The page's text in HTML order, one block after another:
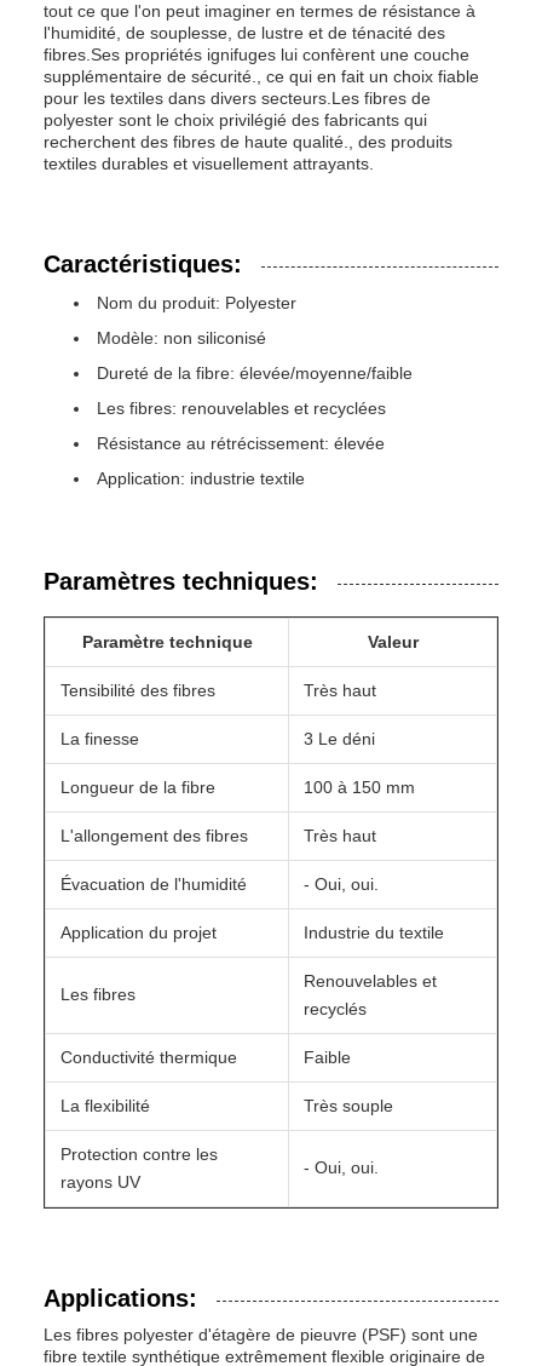
tout ce que l'on peut imaginer en termes de résistance à
l'humidité, de souplesse, de lustre et de ténacité des
fibres.Ses propriétés ignifuges lui confèrent une couche
supplémentaire de sécurité., ce qui en fait un choix fiable
pour les textiles dans divers secteurs.Les fibres de
polyester sont le choix privilégié des fabricants qui
recherchent des fibres de haute qualité., des produits
textiles durables et visuellement attrayants.
Caractéristiques:
Nom du produit: Polyester
Modèle: non siliconisé
Dureté de la fibre: élevée/moyenne/faible
Les fibres: renouvelables et recyclées
Résistance au rétrécissement: élevée
Application: industrie textile
Paramètres techniques:
Paramètre technique Valeur
Tensibilité des fibres Très haut
La finesse 3 Le déni
Longueur de la fibre 100 à 150 mm
L'allongement des fibres Très haut
Évacuation de l'humidité - Oui, oui.
Application du projet Industrie du textile
Les fibres
Renouvelables et
recyclés
Conductivité thermique Faible
La flexibilité Très souple
Protection contre les
rayons UV
- Oui, oui.
Applications:
Les fibres polyester d'étagère de pieuvre (PSF) sont une
fibre textile synthétique extrêmement flexible originaire de